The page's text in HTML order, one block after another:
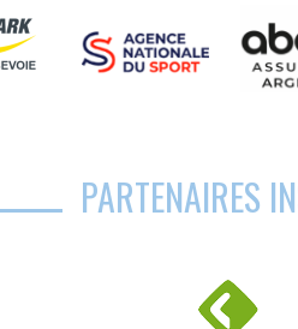
PARTENAIRES